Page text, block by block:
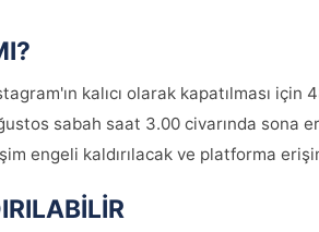
kalıcı olarak kapatılması için
sabah saat 3.00 civarında sona
engeli kaldırılacak ve platforma